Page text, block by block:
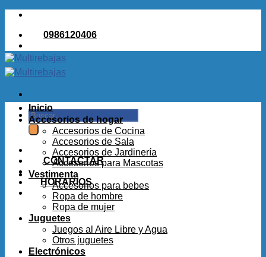
Saltar
contenido0986120406
Buscar
por:
CONTACTAR
HORARIOS
Inicio
Accesorios de hogar
Accesorios de Cocina
Accesorios de Sala
Accesorios de Jardinería
Accesorios para Mascotas
Vestimenta
Accesorios para bebes
Ropa de hombre
Ropa de mujer
Juguetes
Juegos al Aire Libre y Agua
Otros juguetes
Electrónicos